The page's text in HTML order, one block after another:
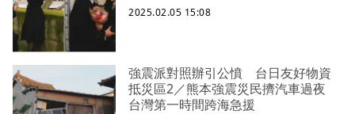
2025.02.05 15:08
強震派對照辦引公憤 台日友好物資
抵災區2／熊本強震災民擠汽車過夜
台灣第一時間跨海急援